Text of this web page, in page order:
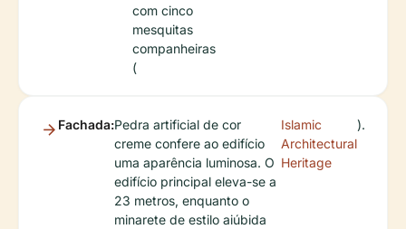
com cinco
mesquitas
companheiras
(
Fachada:Pedra artificial de cor
creme confere ao edifício
uma aparência luminosa. O
edifício principal eleva-se a
23 metros, enquanto o
minarete de estilo aiúbida
Islamic
Architectural
Heritage
).